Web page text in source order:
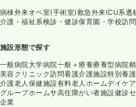
病棟外来オペ室(手術室)救急外来ICU系透
介護・福祉系検診・健診保育園・学校訪
施設形態で探す
一般病院大学病院一般＋療養療養型病院
美容クリニック訪問看護介護施設特別養
介護老人保健施設有料老人ホームデイケ
グループホームサ高住障がい者施設健診
企業